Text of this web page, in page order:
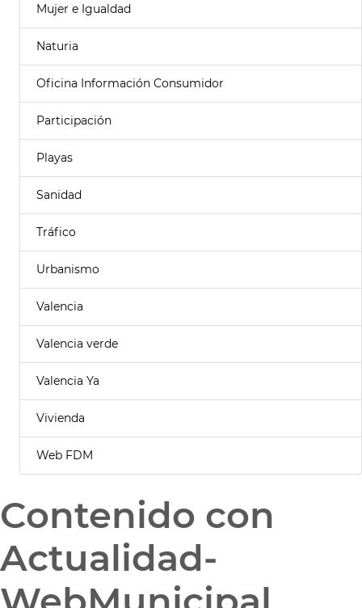
Mujer e Igualdad
Naturia
Oficina Información Consumidor
Participación
Playas
Sanidad
Tráfico
Urbanismo
Valencia
Valencia verde
Valencia Ya
Vivienda
Web FDM
Contenido con
Actualidad-